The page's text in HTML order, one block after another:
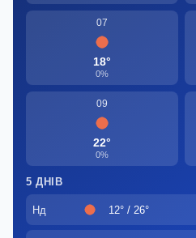
07
18°
0%
09
22°
0%
5 ДНІВ
Нд 12° / 26°